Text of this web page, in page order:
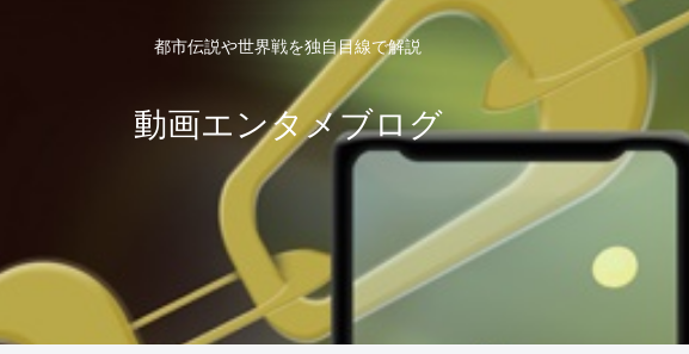
都市伝説や世界戦を独自目線で解説
動画エンタメブログ